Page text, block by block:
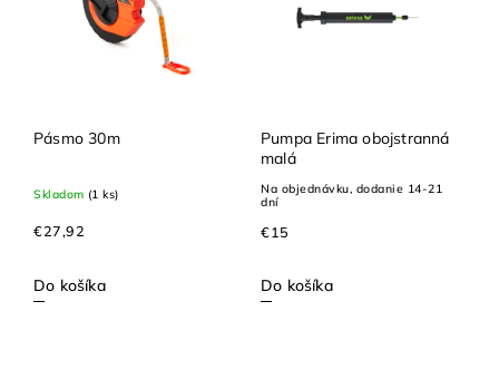
Pásmo 30m
Skladom (1 ks)
€27,92
Do košíka
Pumpa Erima obojstranná
malá
Na objednávku, dodanie 14-21
dní
€15
Do košíka